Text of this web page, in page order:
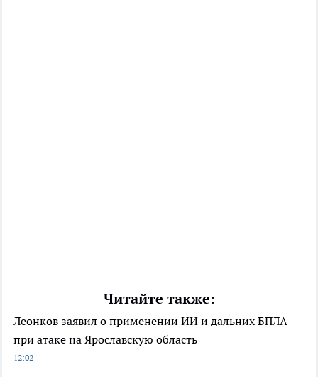
Читайте также:
Леонков заявил о применении ИИ и дальних БПЛА
при атаке на Ярославскую область
12:02